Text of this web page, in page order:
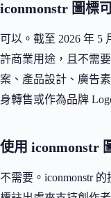
iconmonstr 圖標
可以。截至 2026 年 5
許商業用途，且不需
案、產品設計、廣告
身轉售或作為品牌
使用 iconmonstr
不需要。iconmonstr